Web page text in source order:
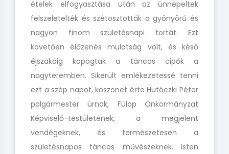
ételek elfogyasztása után az ünnepeltek
felszeletelték és szétosztották a gyönyörű és
nagyon finom születésnapi tortát. Ezt
követően élőzenés mulatság volt, és késő
éjszakáig kopogtak a táncos cipők a
nagyteremben. Sikerült emlékezetessé tenni
ezt a szép napot, köszönet érte Hutóczki Péter
polgármester úrnak, Fülöp Önkormányzat
Képviselő-testületének, a megjelent
vendégeknek, és természetesen a
születésnapos táncos művészeknek. Isten